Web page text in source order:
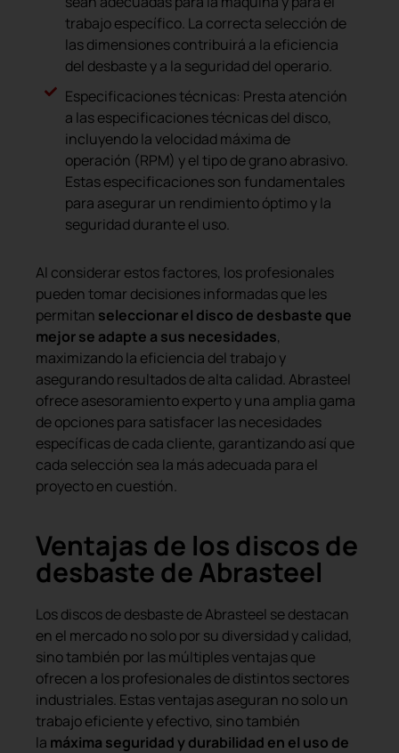
trabajo específico. La correcta selección de
las dimensiones contribuirá a la eficiencia
del desbaste y a la seguridad del operario.
Especificaciones técnicas: Presta atención
a las especificaciones técnicas del disco,
incluyendo la velocidad máxima de
operación (RPM) y el tipo de grano abrasivo.
Estas especificaciones son fundamentales
para asegurar un rendimiento óptimo y la
seguridad durante el uso.
Al considerar estos factores, los profesionales
pueden tomar decisiones informadas que les
permitan seleccionar el disco de desbaste que
mejor se adapte a sus necesidades,
maximizando la eficiencia del trabajo y
asegurando resultados de alta calidad. Abrasteel
ofrece asesoramiento experto y una amplia gama
de opciones para satisfacer las necesidades
específicas de cada cliente, garantizando así que
cada selección sea la más adecuada para el
proyecto en cuestión.
Ventajas de los discos de
desbaste de Abrasteel
Los discos de desbaste de Abrasteel se destacan
en el mercado no solo por su diversidad y calidad,
sino también por las múltiples ventajas que
ofrecen a los profesionales de distintos sectores
industriales. Estas ventajas aseguran no solo un
trabajo eficiente y efectivo, sino también
la máxima seguridad y durabilidad en el uso de